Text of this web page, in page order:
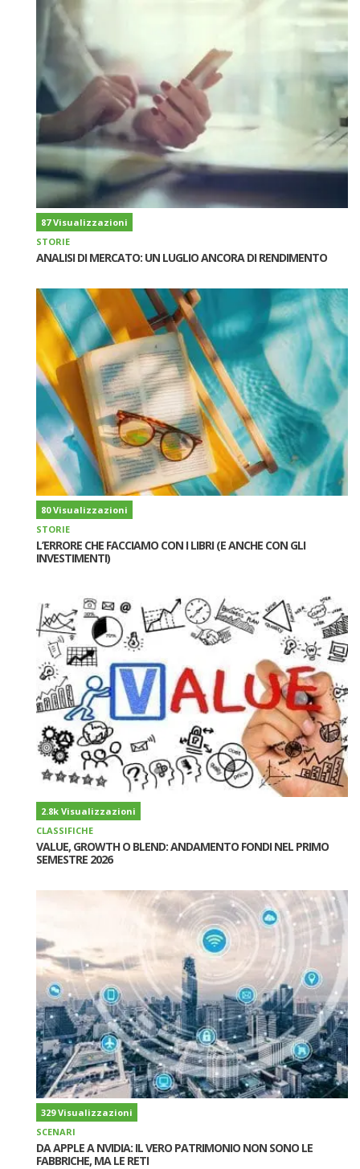
87 Visualizzazioni
STORIE
ANALISI DI MERCATO: UN LUGLIO ANCORA DI RENDIMENTO
80 Visualizzazioni
STORIE
L’ERRORE CHE FACCIAMO CON I LIBRI (E ANCHE CON GLI
INVESTIMENTI)
2.8k Visualizzazioni
CLASSIFICHE
VALUE, GROWTH O BLEND: ANDAMENTO FONDI NEL PRIMO
SEMESTRE 2026
329 Visualizzazioni
SCENARI
DA APPLE A NVIDIA: IL VERO PATRIMONIO NON SONO LE
FABBRICHE, MA LE RETI